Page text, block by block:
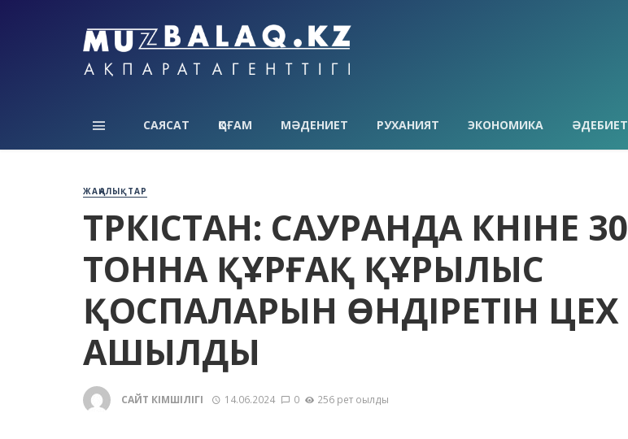
САЯСАТ ҚОҒАМ МӘДЕНИЕТ РУХАНИЯТ ЭКОНОМИКА ӘДЕБИЕТ
ЖАҢАЛЫҚТАР
ТҮРКІСТАН: САУРАНДА КҮНІНЕ 30
ТОННА ҚҰРҒАҚ ҚҰРЫЛЫС
ҚОСПАЛАРЫН ӨНДІРЕТІН ЦЕХ
АШЫЛДЫ
САЙТ ӘКІМШІЛІГІ 14.06.2024 0 256 рет оқылды